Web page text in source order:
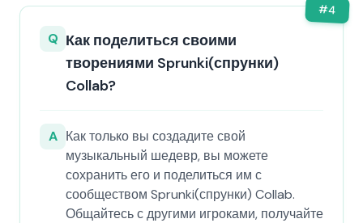
#4
Q Как поделиться своими
творениями Sprunki(спрунки)
Collab?
A Как только вы создадите свой
музыкальный шедевр, вы можете
сохранить его и поделиться им с
сообществом Sprunki(спрунки) Collab.
Общайтесь с другими игроками, получайте